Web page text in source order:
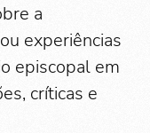
a
experiências
episcopal em
críticas e